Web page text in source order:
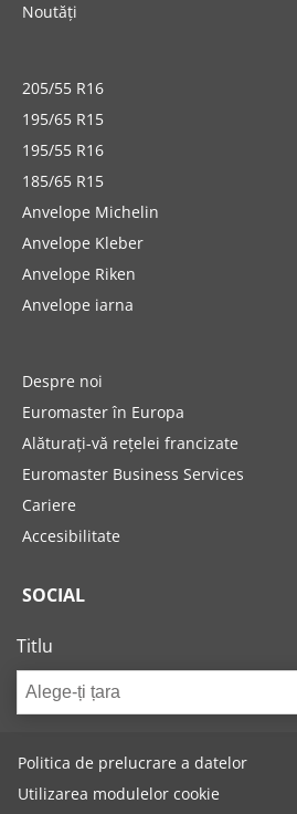
Noutăți
205/55 R16
195/65 R15
195/55 R16
185/65 R15
Anvelope Michelin
Anvelope Kleber
Anvelope Riken
Anvelope iarna
Despre noi
Euromaster în Europa
Alăturați-vă rețelei francizate
Euromaster Business Services
Cariere
Accesibilitate
SOCIAL
Titlu
Alege-ți țara
Politica de prelucrare a datelor
Utilizarea modulelor cookie